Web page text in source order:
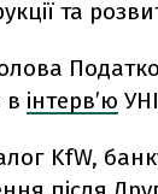
та
в інтервʼю
KfW,